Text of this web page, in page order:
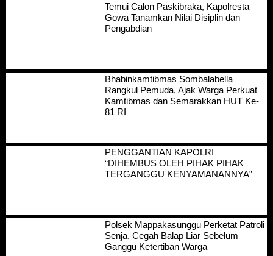
Temui Calon Paskibraka, Kapolresta
Gowa Tanamkan Nilai Disiplin dan
Pengabdian
Bhabinkamtibmas Sombalabella
Rangkul Pemuda, Ajak Warga Perkuat
Kamtibmas dan Semarakkan HUT Ke-
81 RI
PENGGANTIAN KAPOLRI
“DIHEMBUS OLEH PIHAK PIHAK
TERGANGGU KENYAMANANNYA”
Polsek Mappakasunggu Perketat Patroli
Senja, Cegah Balap Liar Sebelum
Ganggu Ketertiban Warga